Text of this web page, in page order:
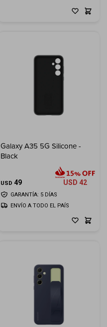
Galaxy A35 5G Silicone -
Black
USD 49 USD 42
GARANTÍA: 5 DÍAS
ENVÍO A TODO EL PAÍS